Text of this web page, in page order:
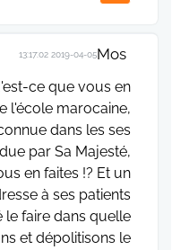
Mos
2019-04-05 13:17:02
ce que vous en
l'école marocaine,
dans les ses
par Sa Majesté,
en faites !? Et un
à ses patients
le faire dans quelle
et dépolitisons le